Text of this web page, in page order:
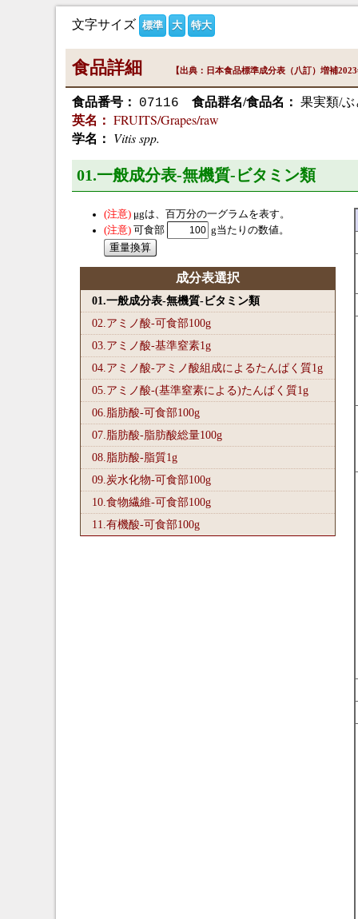
文字サイズ 標準 大 特大
食品詳細 【出典：日本食品標準成分表（八訂）増補
食品番号： 07116 食品群名/食品名： 果実類/
英名： FRUITS/Grapes/raw
学名： Vitis spp.
01.一般成分表-無機質-ビタミン類
μgは、百万分の一グラムを表す。
可食部
g当たりの数値。
成分表選択
01.一般成分表-無機質-ビタミン類
02.アミノ酸-可食部100g
03.アミノ酸-基準窒素1g
04.アミノ酸-アミノ酸組成によるたんぱく質1g
05.アミノ酸-(基準窒素による)たんぱく質1g
06.脂肪酸-可食部100g
07.脂肪酸-脂肪酸総量100g
08.脂肪酸-脂質1g
09.炭水化物-可食部100g
10.食物繊維-可食部100g
11.有機酸-可食部100g